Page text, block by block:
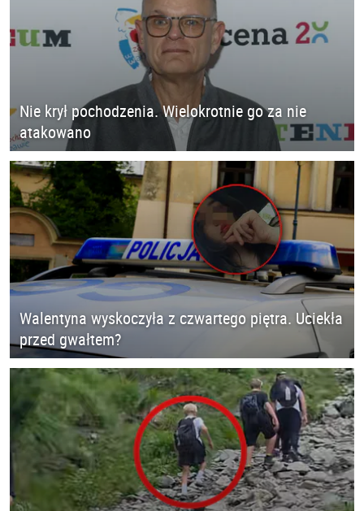
Nie krył pochodzenia. Wielokrotnie go za nie
atakowano
Walentyna wyskoczyła z czwartego piętra. Uciekła
przed gwałtem?